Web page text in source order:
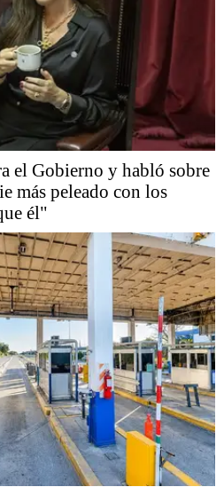
el Gobierno y habló sobre
más peleado con los
él"